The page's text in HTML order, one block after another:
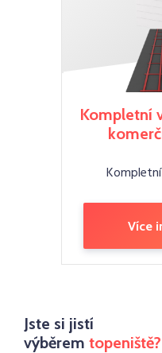
Kompletní
Více
Jste si jistí
výběrem topeniště?